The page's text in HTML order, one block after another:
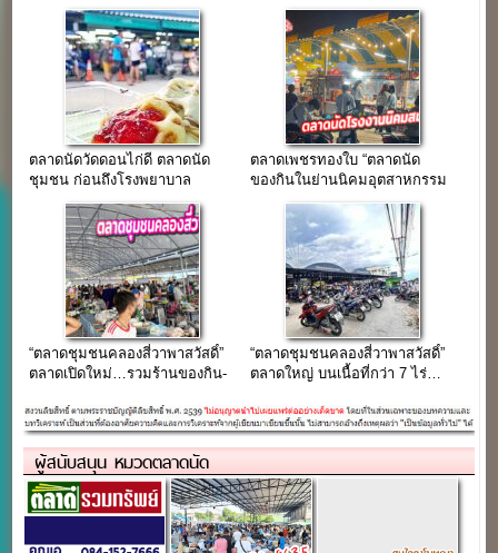
ตลาดนัดวัดดอนไก่ดี ตลาดนัด
ชุมชน ก่อนถึงโรงพยาบาล
ตลาดเพชรทองใบ “ตลาดนัด
ของกินในย่านนิคมอุตสาหกรรม
สมุทรสาคร”(ขายฟรีไม่มีกำหนด)
“ตลาดชุมชนคลองสี่วาพาสวัสดิ์”
ตลาดเปิดใหม่…รวมร้านของกิน-
“ตลาดชุมชนคลองสี่วาพาสวัสดิ์”
ตลาดใหญ่ บนเนื้อที่กว่า 7 ไร่…
ผู้สนับสนุน หมวดตลาดนัด